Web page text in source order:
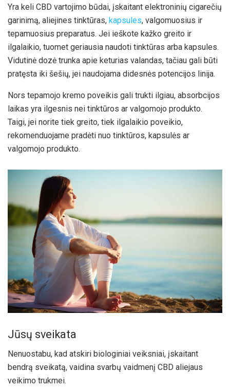
Yra keli CBD vartojimo būdai, įskaitant elektroninių cigarečių
garinimą, aliejines tinktūras, kapsules, valgomuosius ir
tepamuosius preparatus. Jei ieškote kažko greito ir
ilgalaikio, tuomet geriausia naudoti tinktūras arba kapsules.
Vidutinė dozė trunka apie keturias valandas, tačiau gali būti
pratęsta iki šešių, jei naudojama didesnės potencijos linija.
Nors tepamojo kremo poveikis gali trukti ilgiau, absorbcijos
laikas yra ilgesnis nei tinktūros ar valgomojo produkto.
Taigi, jei norite tiek greito, tiek ilgalaikio poveikio,
rekomenduojame pradėti nuo tinktūros, kapsulės ar
valgomojo produkto.
Jūsų sveikata
Nenuostabu, kad atskiri biologiniai veiksniai, įskaitant
bendrą sveikatą, vaidina svarbų vaidmenį CBD aliejaus
veikimo trukmei.